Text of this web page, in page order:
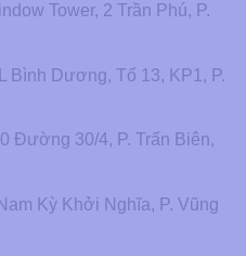
Tower, 2 Trần Phú, P.
Bình Dương, Tổ 13, KP1, P.
Đường 30/4, P. Trấn Biên,
Kỳ Khởi Nghĩa, P. Vũng